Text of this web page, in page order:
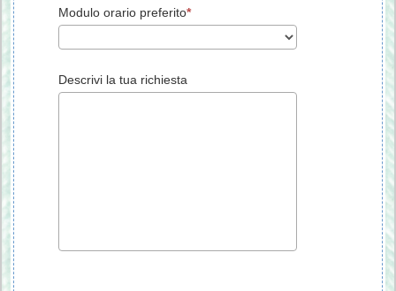
Modulo orario preferito
Descrivi la tua richiesta